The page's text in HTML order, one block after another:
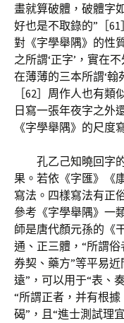
畫就算破體，破體字
好也是不取錄的”［
對《字學舉隅》的性
之所謂‘正字’，實在
在薄薄的三本所謂‘
［62］周作人也有
日寫一張年夜字之
《字學舉隅》的尺度
孔乙己知曉回字
果。若依《字匯》《
寫法。四樣寫法有正
參考《字學舉隅》一
師是唐代顏元孫的《
通、正三體，“所謂俗
券契、藥方”等平易
遠”，可以用于“表、
“所謂正者，并有根
碣”，且“進士測試理